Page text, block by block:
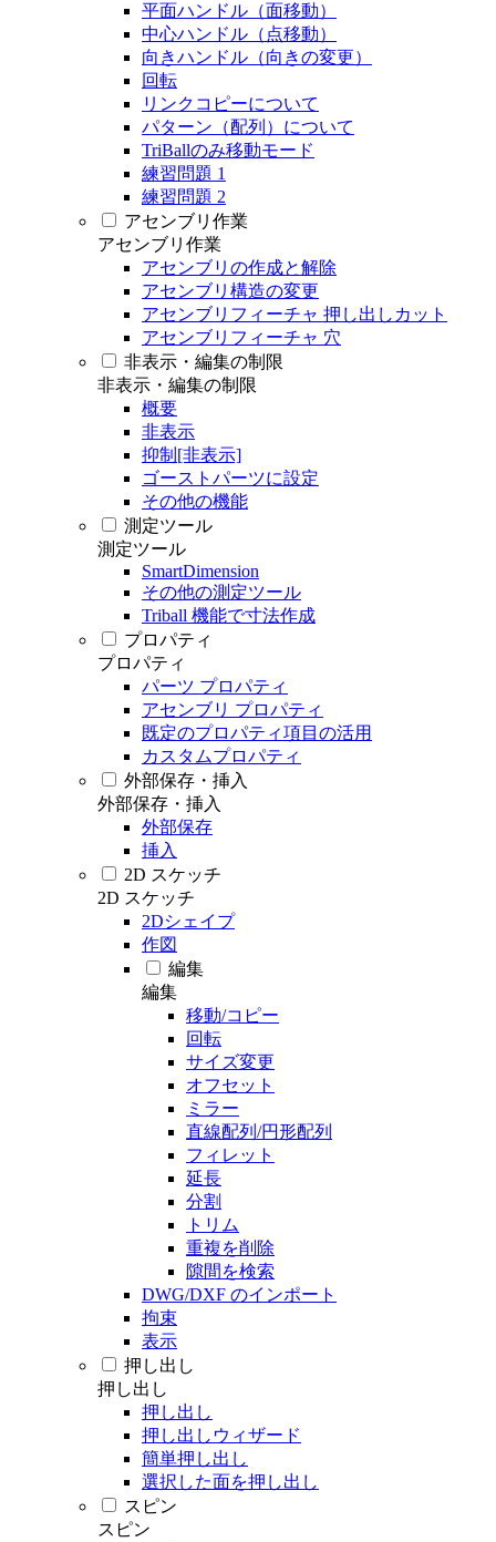
平面ハンドル（面移動）
中心ハンドル（点移動）
向きハンドル（向きの変更）
回転
リンクコピーについて
パターン（配列）について
TriBallのみ移動モード
練習問題 1
練習問題 2
アセンブリ作業
アセンブリ作業
アセンブリの作成と解除
アセンブリ構造の変更
アセンブリフィーチャ 押し出しカット
アセンブリフィーチャ 穴
非表示・編集の制限
非表示・編集の制限
概要
非表示
抑制[非表示]
ゴーストパーツに設定
その他の機能
測定ツール
測定ツール
SmartDimension
その他の測定ツール
Triball 機能で寸法作成
プロパティ
プロパティ
パーツ プロパティ
アセンブリ プロパティ
既定のプロパティ項目の活用
カスタムプロパティ
外部保存・挿入
外部保存・挿入
外部保存
挿入
2D スケッチ
2D スケッチ
2Dシェイプ
作図
編集
編集
移動/コピー
回転
サイズ変更
オフセット
ミラー
直線配列/円形配列
フィレット
延長
分割
トリム
重複を削除
隙間を検索
DWG/DXF のインポート
拘束
表示
押し出し
押し出し
押し出し
押し出しウィザード
簡単押し出し
選択した面を押し出し
スピン
スピン